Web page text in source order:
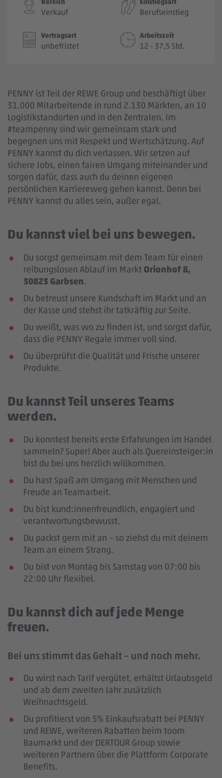
Verkauf Berufseinstieg
Vertragsart
unbefristet
Arbeitszeit
12 - 37,5 Std.
PENNY ist Teil der REWE Group und beschäftigt über
31.000 Mitarbeitende in rund 2.130 Märkten, an 10
Logistikstandorten und in den Zentralen. Im
#teampenny sind wir gemeinsam stark und
begegnen uns mit Respekt und Wertschätzung. Auf
PENNY kannst du dich verlassen. Wir setzen auf
sichere Jobs, einen fairen Umgang miteinander und
sorgen dafür, dass auch du deinen eigenen
persönlichen Karriereweg gehen kannst. Denn bei
PENNY kannst du alles sein, außer egal.
Du kannst viel bei uns bewegen.
Du sorgst gemeinsam mit dem Team für einen
reibungslosen Ablauf im Markt Orionhof 8,
30823 Garbsen.
Du betreust unsere Kundschaft im Markt und an
der Kasse und stehst ihr tatkräftig zur Seite.
Du weißt, was wo zu finden ist, und sorgst dafür,
dass die PENNY Regale immer voll sind.
Du überprüfst die Qualität und Frische unserer
Produkte.
Du kannst Teil unseres Teams
werden.
Du konntest bereits erste Erfahrungen im Handel
sammeln? Super! Aber auch als Quereinsteiger:in
bist du bei uns herzlich willkommen.
Du hast Spaß am Umgang mit Menschen und
Freude an Teamarbeit.
Du bist kund:innenfreundlich, engagiert und
verantwortungsbewusst.
Du packst gern mit an – so ziehst du mit deinem
Team an einem Strang.
Du bist von Montag bis Samstag von 07:00 bis
22:00 Uhr flexibel.
Du kannst dich auf jede Menge
freuen.
Bei uns stimmt das Gehalt – und noch mehr.
Du wirst nach Tarif vergütet, erhältst Urlaubsgeld
und ab dem zweiten Jahr zusätzlich
Weihnachtsgeld.
Du profitierst von 5% Einkaufsrabatt bei PENNY
und REWE, weiteren Rabatten beim toom
Baumarkt und der DERTOUR Group sowie
weiteren Partnern über die Plattform Corporate
Benefits.